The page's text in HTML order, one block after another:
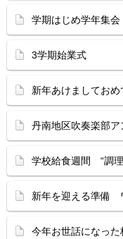
学期はじめ学年集会
3学期始業式
新年あけましてお
丹南地区吹奏楽部ア
学校給食週間 “調
新年を迎える準備
今年お世話になった